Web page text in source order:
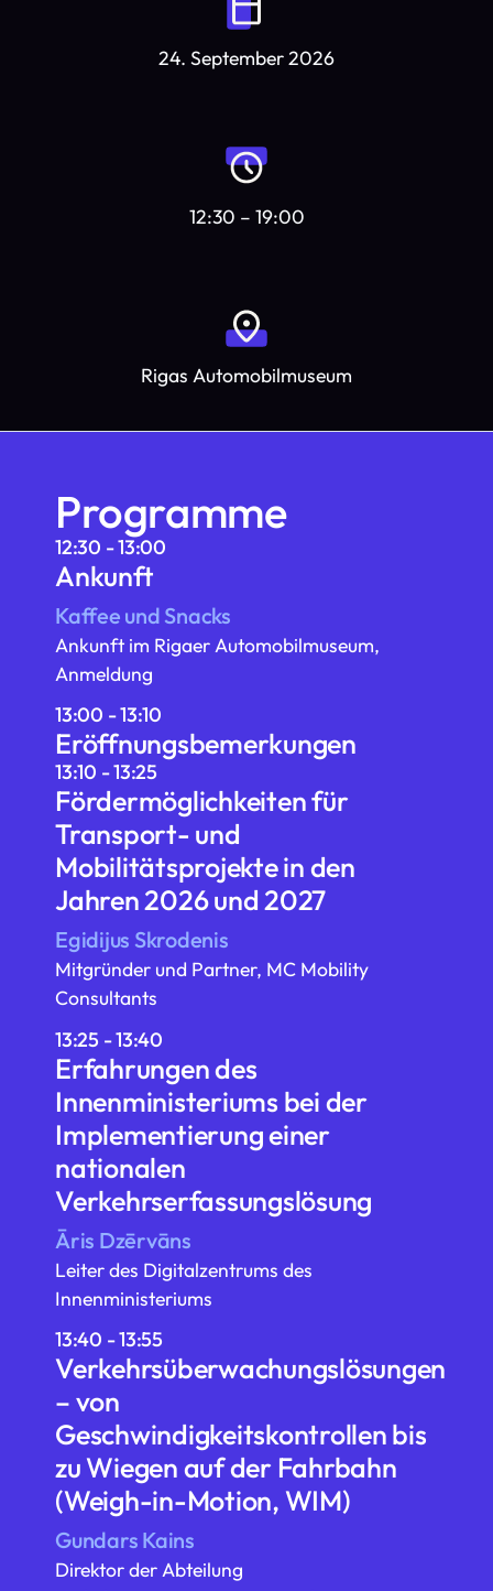
24. September 2026
12:30 – 19:00
Rigas Automobilmuseum
Programme
12:30 - 13:00
Ankunft
Kaffee und Snacks
Ankunft im Rigaer Automobilmuseum,
Anmeldung
13:00 - 13:10
Eröffnungsbemerkungen
13:10 - 13:25
Fördermöglichkeiten für
Transport- und
Mobilitätsprojekte in den
Jahren 2026 und 2027
Egidijus Skrodenis
Mitgründer und Partner, MC Mobility
Consultants
13:25 - 13:40
Erfahrungen des
Innenministeriums bei der
Implementierung einer
nationalen
Verkehrserfassungslösung
Āris Dzērvāns
Leiter des Digitalzentrums des
Innenministeriums
13:40 - 13:55
Verkehrsüberwachungslösungen
– von
Geschwindigkeitskontrollen bis
zu Wiegen auf der Fahrbahn
(Weigh-in-Motion, WIM)
Gundars Kains
Direktor der Abteilung